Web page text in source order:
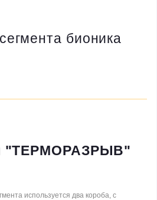
"ТЕРМОРАЗРЫВ"
используется два короба, с